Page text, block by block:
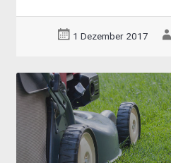
1 Dezember 2017